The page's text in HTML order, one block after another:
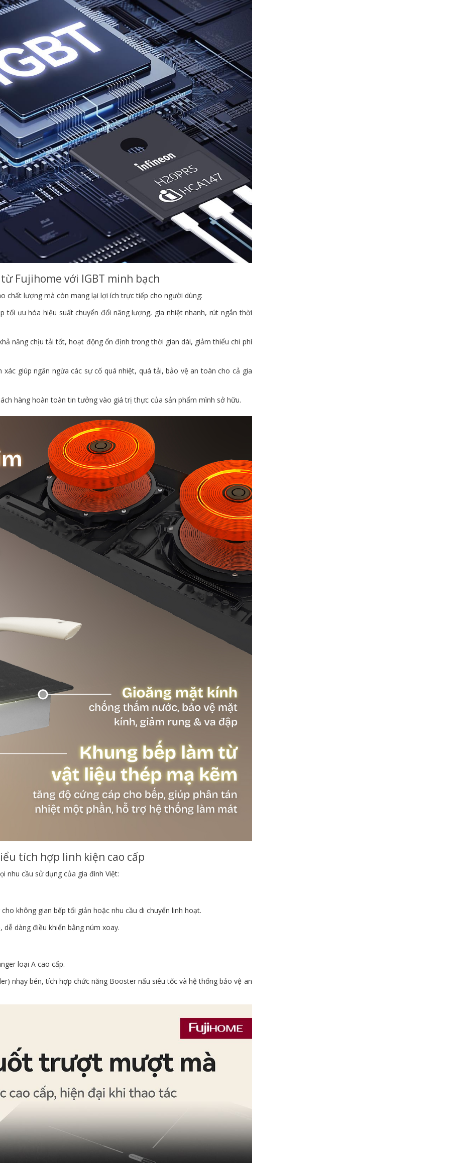
Fujihome với IGBT minh bạch
chất lượng mà còn mang lại lợi ích trực tiếp cho người dùng:
tối ưu hóa hiệu suất chuyển đổi năng lượng, gia nhiệt nhanh, rút ngắn thời
năng chịu tải tốt, hoạt động ổn định trong thời gian dài, giảm thiểu chi phí
giúp ngăn ngừa các sự cố quá nhiệt, quá tải, bảo vệ an toàn cho cả gia
hàng hoàn toàn tin tưởng vào giá trị thực của sản phẩm mình sở hữu.
tích hợp linh kiện cao cấp
nhu cầu sử dụng của gia đình Việt:
không gian bếp tối giản hoặc nhu cầu di chuyển linh hoạt.
dàng điều khiển bằng núm xoay.
loại A cao cấp.
nhạy bén, tích hợp chức năng Booster nấu siêu tốc và hệ thống bảo vệ an